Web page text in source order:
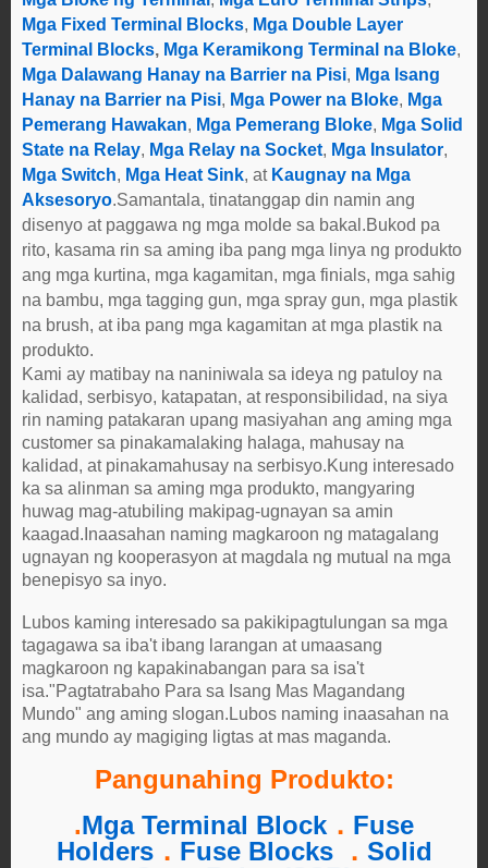
Mga Fixed Terminal Blocks, Mga Double Layer
Terminal Blocks, Mga Keramikong Terminal na Bloke,
Mga Dalawang Hanay na Barrier na Pisi, Mga Isang
Hanay na Barrier na Pisi, Mga Power na Bloke, Mga
Pemerang Hawakan, Mga Pemerang Bloke, Mga Solid
State na Relay, Mga Relay na Socket, Mga Insulator,
Mga Switch, Mga Heat Sink, at Kaugnay na Mga
Aksesoryo.Samantala, tinatanggap din namin ang
disenyo at paggawa ng mga molde sa bakal.Bukod pa
rito, kasama rin sa aming iba pang mga linya ng produkto
ang mga kurtina, mga kagamitan, mga finials, mga sahig
na bambu, mga tagging gun, mga spray gun, mga plastik
na brush, at iba pang mga kagamitan at mga plastik na
produkto.
Kami ay matibay na naniniwala sa ideya ng patuloy na
kalidad, serbisyo, katapatan, at responsibilidad, na siya
rin naming patakaran upang masiyahan ang aming mga
customer sa pinakamalaking halaga, mahusay na
kalidad, at pinakamahusay na serbisyo.Kung interesado
ka sa alinman sa aming mga produkto, mangyaring
huwag mag-atubiling makipag-ugnayan sa amin
kaagad.Inaasahan naming magkaroon ng matagalang
ugnayan ng kooperasyon at magdala ng mutual na mga
benepisyo sa inyo.
Lubos kaming interesado sa pakikipagtulungan sa mga
tagagawa sa iba't ibang larangan at umaasang
magkaroon ng kapakinabangan para sa isa't
isa."Pagtatrabaho Para sa Isang Mas Magandang
Mundo" ang aming slogan.Lubos naming inaasahan na
ang mundo ay magiging ligtas at mas maganda.
Pangunahing Produkto:
.Mga Terminal Block ． Fuse
Holders． Fuse Blocks． Solid